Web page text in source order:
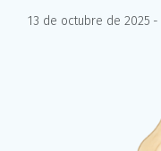
13 de octubre de 2025